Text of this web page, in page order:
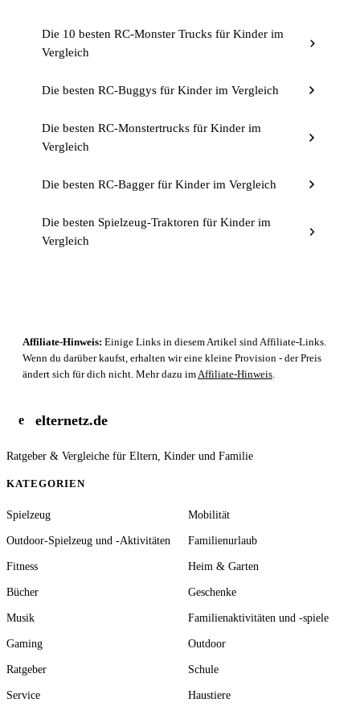
Die 10 besten RC-Monster Trucks für Kinder im
Vergleich
Die besten RC-Buggys für Kinder im Vergleich
Die besten RC-Monstertrucks für Kinder im
Vergleich
Die besten RC-Bagger für Kinder im Vergleich
Die besten Spielzeug-Traktoren für Kinder im
Vergleich
Affiliate-Hinweis: Einige Links in diesem Artikel sind Affiliate-Links.
Wenn du darüber kaufst, erhalten wir eine kleine Provision - der Preis
ändert sich für dich nicht. Mehr dazu im Affiliate-Hinweis
e elternetz.de
Ratgeber & Vergleiche für Eltern, Kinder und Familie
KATEGORIEN
Spielzeug Mobilität
Outdoor-Spielzeug und -Aktivitäten Familienurlaub
Fitness Heim & Garten
Bücher Geschenke
Musik Familienaktivitäten und -spiele
Gaming Outdoor
Ratgeber Schule
Service Haustiere